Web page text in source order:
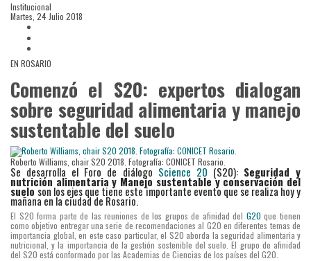
Institucional
Martes, 24 Julio 2018
EN ROSARIO
Comenzó el S20: expertos dialogan
sobre seguridad alimentaria y manejo
sustentable del suelo
Roberto Williams, chair S20 2018. Fotografía: CONICET Rosario.
Se desarrolla el Foro de diálogo Science 20 (S20): Seguridad y
nutrición alimentaria y Manejo sustentable y conservación del
sueloson los ejes que tiene este importante evento que se realiza hoy y
mañana en la ciudad de Rosario.
El S20 forma parte de las reuniones de los grupos de afinidad del G20 que tienen
como objetivo entregar una serie de recomendaciones al G20 en diferentes temas de
importancia global, en este caso particular, el S20 aborda la seguridad alimentaria y
nutricional, y la importancia de la gestión sostenible del suelo. El grupo de afinidad
del S20 está conformado por las Academias de Ciencias de los países del G20.